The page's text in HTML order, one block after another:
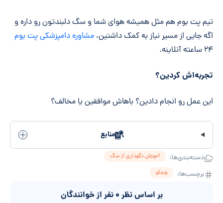
تیم پت بوم هم مثل همیشه هوای شما و سگ دلبندتون رو داره و
اگه جایی از مسیر نیاز به کمک داشتین، مشاوره دامپزشکی پت بوم
۲۴ ساعته آنلاینه.
تجربه‌اش کردین؟
این عمل رو انجام دادین؟ باهاش موافقین یا مخالف؟
منابع
دسته‌بندی‌ها: آموزش نگهداری از سگ
برچسب‌ها: ویدئو
بر اساس نظر ۰ نفر از خوانندگان